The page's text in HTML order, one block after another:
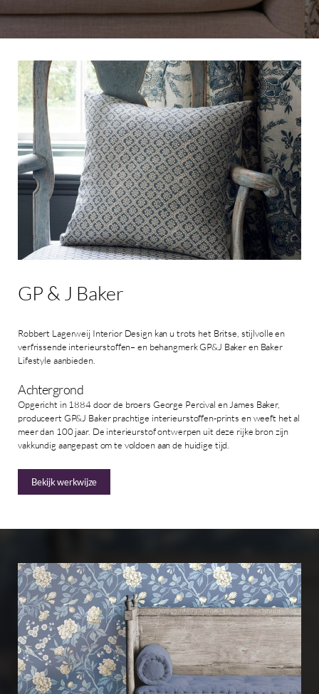
GP & J Baker
Robbert Lagerweij Interior Design kan u trots het Britse, stijlvolle en
verfrissende interieurstoffen– en behangmerk GP&J Baker en Baker
Lifestyle aanbieden.
Achtergrond
Opgericht in 1884 door de broers George Percival en James Baker,
produceert GP&J Baker prachtige interieurstoffen-prints en weeft het al
meer dan 100 jaar. De interieurstof ontwerpen uit deze rijke bron zijn
vakkundig aangepast om te voldoen aan de huidige tijd.
Bekijk werkwijze